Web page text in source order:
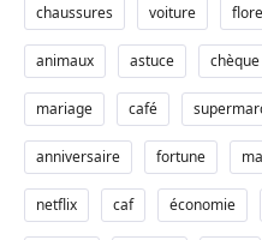
chaussures voiture
animaux astuce chèque
mariage café
anniversaire fortune
netflix caf économie